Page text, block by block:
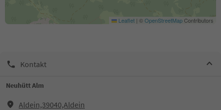
Leaflet | ©OpenStreetMapContributors
Kontakt
Neuhütt Alm
Aldein,39040,Aldein